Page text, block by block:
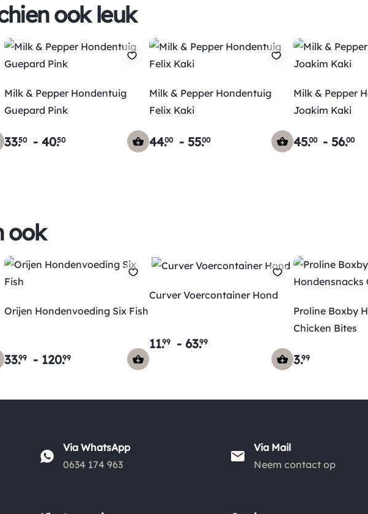
ook leuk
Milk & Pepper Hondentuig
Guepard Pink
33.50 - 40.50
Milk & Pepper Hondentuig
Felix Kaki
44.00 - 55.00
Milk & Pepper
Joakim Kaki
45.00 -56.00
ook
Orijen Hondenvoeding Six Fish
33.99 - 120.99
Curver Voercontainer Hond
11.99 - 63.99
Proline Boxby
Chicken Bites
3.99
Via WhatsApp
0634 174 963
Via Mail
Neem contact op